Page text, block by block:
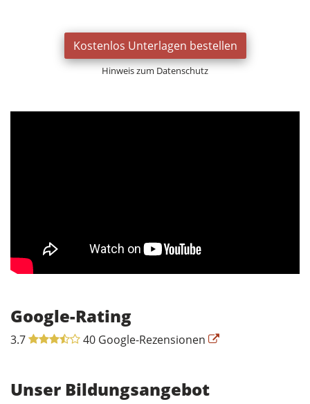
Kostenlos Unterlagen bestellen
Hinweis zum Datenschutz
Google-Rating
3.7 40 Google-Rezensionen
Unser Bildungsangebot